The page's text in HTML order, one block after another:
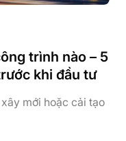
trình nào – 5
khi đầu tư
mới hoặc cải tạo